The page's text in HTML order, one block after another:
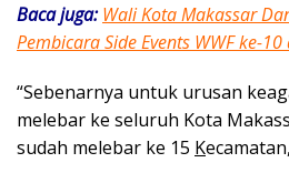
Baca juga:Wali Kota Makassar
Pembicara Side Events WWF ke-
“Sebenarnya untuk urusan
melebar ke seluruh Kota
sudah melebar ke 15 K